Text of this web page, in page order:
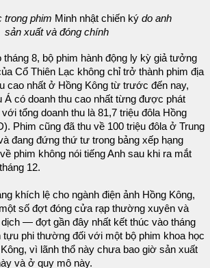
trong phim Minh nhật chiến ký do anh
sản xuất và đóng chính
8, bộ phim hành động ly kỳ giả tưởng
Cổ Thiên Lạc không chỉ trở thành phim địa
cao nhất ở Hồng Kông từ trước đến nay,
Á có doanh thu cao nhất từng được phát
tổng doanh thu là 81,7 triệu đôla Hồng
Phim cũng đã thu về 100 triệu đôla ở Trung
đang đứng thứ tư trong bảng xếp hạng
phim không nói tiếng Anh sau khi ra mắt
12.
khích lệ cho ngành điện ảnh Hồng Kông,
số đợt đóng cửa rạp thường xuyên và
dịch — đợt gần đây nhất kết thúc vào tháng
phi thường đối với một bộ phim khoa học
vì lãnh thổ này chưa bao giờ sản xuất
và ở quy mô này.